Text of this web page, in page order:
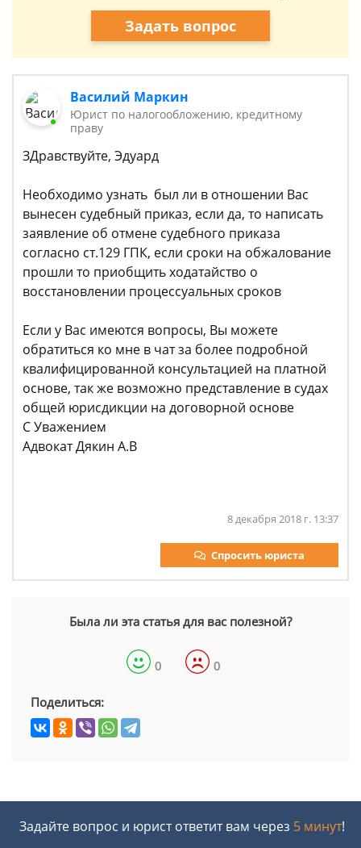
Задать вопрос
Василий Маркин
Юрист по налогообложению, кредитному
праву
ЗДравствуйте, Эдуард
Необходимо узнать был ли в отношении Вас
вынесен судебный приказ, если да, то написать
заявление об отмене судебного приказа
согласно ст.129 ГПК, если сроки на обжалование
прошли то приобщить ходатайство о
восстановлении процессуальных сроков
Если у Вас имеются вопросы, Вы можете
обратиться ко мне в чат за более подробной
квалифицированной консультацией на платной
основе, так же возможно представление в судах
общей юрисдикции на договорной основе
С Уважением
Адвокат Дякин А.В
8 декабря 2018 г. 13:37
Спросить юриста
Была ли эта статья для вас полезной?
0 0
Поделиться:
Задайте вопрос и юрист ответит вам через 5 минут!